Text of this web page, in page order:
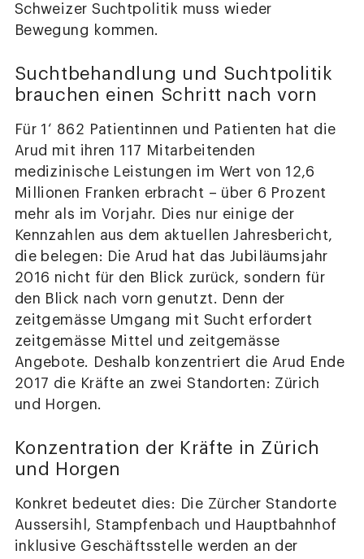
Schweizer Suchtpolitik muss wieder
Bewegung kommen.
Suchtbehandlung und Suchtpolitik
brauchen einen Schritt nach vorn
Für 1‘ 862 Patientinnen und Patienten hat die
Arud mit ihren 117 Mitarbeitenden
medizinische Leistungen im Wert von 12,6
Millionen Franken erbracht – über 6 Prozent
mehr als im Vorjahr. Dies nur einige der
Kennzahlen aus dem aktuellen Jahresbericht,
die belegen: Die Arud hat das Jubiläumsjahr
2016 nicht für den Blick zurück, sondern für
den Blick nach vorn genutzt. Denn der
zeitgemässe Umgang mit Sucht erfordert
zeitgemässe Mittel und zeitgemässe
Angebote. Deshalb konzentriert die Arud Ende
2017 die Kräfte an zwei Standorten: Zürich
und Horgen.
Konzentration der Kräfte in Zürich
und Horgen
Konkret bedeutet dies: Die Zürcher Standorte
Aussersihl, Stampfenbach und Hauptbahnhof
inklusive Geschäftsstelle werden an der